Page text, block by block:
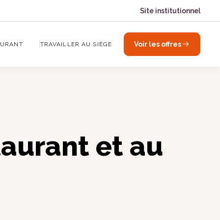
Site institutionnel
TRAVAILLER AU SIÈGE Voir les offres
et au